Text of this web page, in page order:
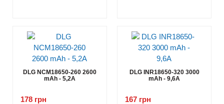
DLG NCM18650-260 2600
mAh - 5,2А
178 грн
DLG INR18650-320 3000
mAh - 9,6А
167 грн